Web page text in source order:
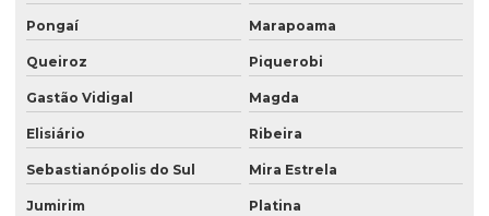
Pongaí Marapoama
Queiroz Piquerobi
Gastão Vidigal Magda
Elisiário Ribeira
Sebastianópolis do Sul Mira Estrela
Jumirim Platina